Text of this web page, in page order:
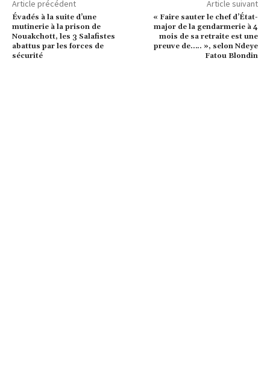
Article précédent
Évadés à la suite d’une
mutinerie à la prison de
Nouakchott, les 3 Salafistes
abattus par les forces de
sécurité
Article suivant
« Faire sauter le chef d’État-
major de la gendarmerie à 4
mois de sa retraite est une
preuve de….. », selon Ndeye
Fatou Blondin